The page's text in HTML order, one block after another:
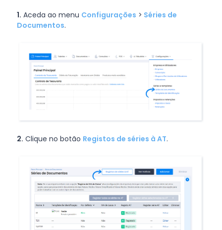
1. Aceda ao menu Configurações > Séries de
Documentos.
2. Clique no botão Registos de séries à AT.